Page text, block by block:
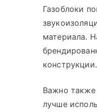
Газоблоки
материала.
конструкции.
Важно также
лучше